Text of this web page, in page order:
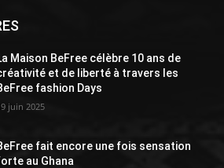
Maison BeFree célèbre 10 ans de
et de liberté à travers les
fashion Days
juin 2025
fait encore une fois sensation
au Ghana